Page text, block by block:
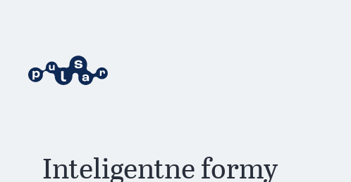
Inteligentne formy